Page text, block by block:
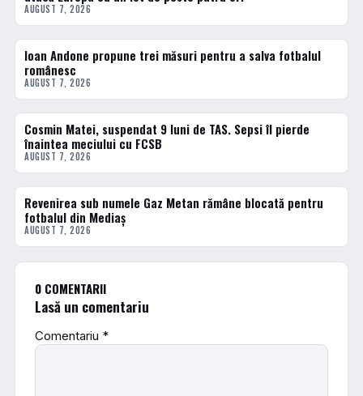
AUGUST 7, 2026
FOTBAL INTERN
Ioan Andone propune trei măsuri pentru a salva fotbalul
românesc
AUGUST 7, 2026
FOTBAL INTERN
Cosmin Matei, suspendat 9 luni de TAS. Sepsi îl pierde
înaintea meciului cu FCSB
AUGUST 7, 2026
FOTBAL INTERN
Revenirea sub numele Gaz Metan rămâne blocată pentru
fotbalul din Mediaș
AUGUST 7, 2026
0 COMENTARII
Lasă un comentariu
Comentariu *